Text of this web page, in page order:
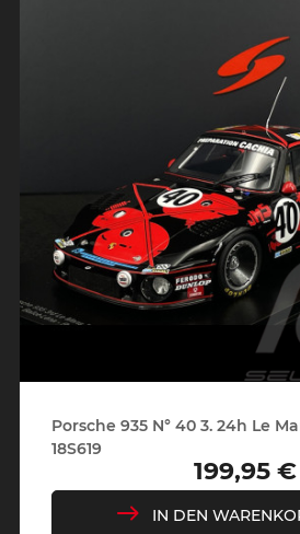
Porsche 935 N° 40 3. 24h Le
18S619
Preis
199,95 €
IN DEN